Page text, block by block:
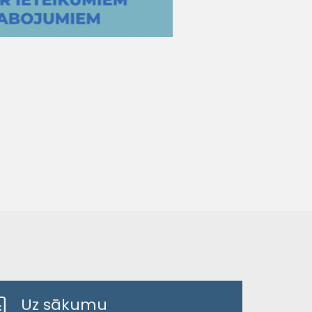
Uz sākumu